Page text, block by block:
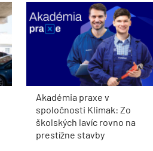
Akadémia praxe v
spoločnosti Klimak: Zo
školských lavíc rovno na
prestížne stavby